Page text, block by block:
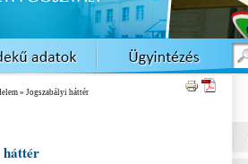
» Jogszabályi háttér
háttér